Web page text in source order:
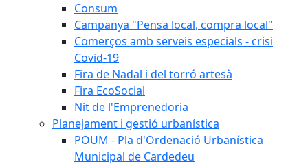
Consum
Campanya "Pensa local, compra local"
Comerços amb serveis especials - crisi
Covid-19
Fira de Nadal i del torró artesà
Fira EcoSocial
Nit de l'Emprenedoria
Planejament i gestió urbanística
POUM - Pla d'Ordenació Urbanística
Municipal de Cardedeu